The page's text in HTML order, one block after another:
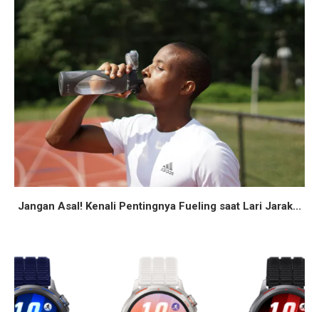
Jangan Asal! Kenali Pentingnya Fueling saat Lari Jarak...